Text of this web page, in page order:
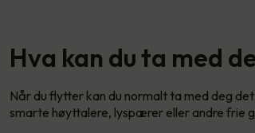
Hva kan du ta med
Når du flytter kan du normalt ta med deg
smarte høyttalere, lyspærer eller andre frie